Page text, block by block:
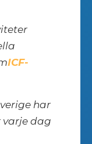
ICF-
har
varje dag